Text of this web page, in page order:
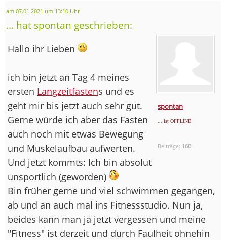
am 07.01.2021 um 13:10 Uhr
... hat spontan geschrieben:
spontan
... ist OFFLINE
Beiträge: 160
Hallo ihr Lieben
ich bin jetzt an Tag 4 meines
ersten Langzeitfastens und es
geht mir bis jetzt auch sehr gut.
Gerne würde ich aber das Fasten
auch noch mit etwas Bewegung
und Muskelaufbau aufwerten.
Und jetzt kommts: Ich bin absolut
unsportlich (geworden)
Bin früher gerne und viel schwimmen gegangen,
ab und an auch mal ins Fitnessstudio. Nun ja,
beides kann man ja jetzt vergessen und meine
"Fitness" ist derzeit und durch Faulheit ohnehin